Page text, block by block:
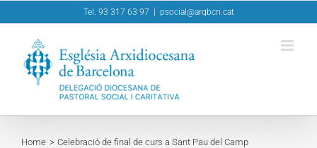
to
Tel. 93 317 63 97 psocial@arqbcn.cat
Home Celebració de final de curs a Sant Pau del Camp